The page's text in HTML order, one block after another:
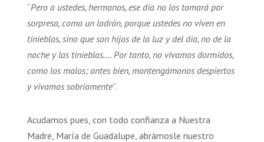
“Pero a ustedes, hermanos, ese día no los tomará por
sorpresa, como un ladrón, porque ustedes no viven en
tinieblas, sino que son hijos de la luz y del día, no de la
noche y las tinieblas…. Por tanto, no vivamos dormidos,
como los malos; antes bien, mantengámonos despiertos
y vivamos sobriamente”.
Acudamos pues, con todo confianza a Nuestra
Madre, María de Guadalupe, abrámosle nuestro